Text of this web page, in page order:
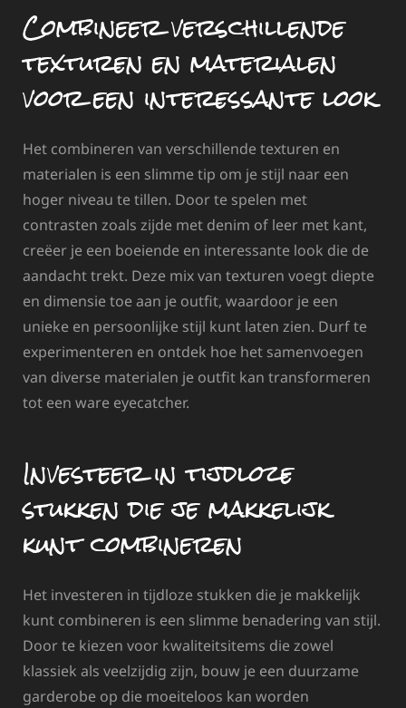
Combineer verschillende
texturen en materialen
voor een interessante look
Het combineren van verschillende texturen en
materialen is een slimme tip om je stijl naar een
hoger niveau te tillen. Door te spelen met
contrasten zoals zijde met denim of leer met kant,
creëer je een boeiende en interessante look die de
aandacht trekt. Deze mix van texturen voegt diepte
en dimensie toe aan je outfit, waardoor je een
unieke en persoonlijke stijl kunt laten zien. Durf te
experimenteren en ontdek hoe het samenvoegen
van diverse materialen je outfit kan transformeren
tot een ware eyecatcher.
Investeer in tijdloze
stukken die je makkelijk
kunt combineren
Het investeren in tijdloze stukken die je makkelijk
kunt combineren is een slimme benadering van stijl.
Door te kiezen voor kwaliteitsitems die zowel
klassiek als veelzijdig zijn, bouw je een duurzame
garderobe op die moeiteloos kan worden